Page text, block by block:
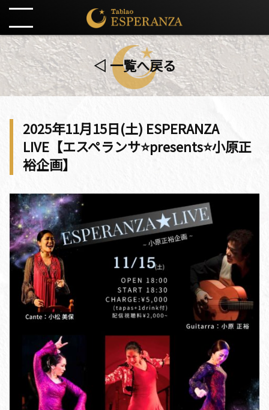
◁ 一覧へ戻る
2025年11月15日(土) ESPERANZA
LIVE【エスペランサ⭐️presents⭐️小原正
裕企画】